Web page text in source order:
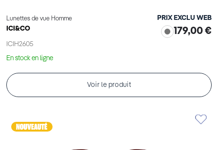
Lunettes de vue Homme
ICI&CO
ICIH2605
PRIX EXCLU WEB
179,00 €
En stock en ligne
Voir le produit